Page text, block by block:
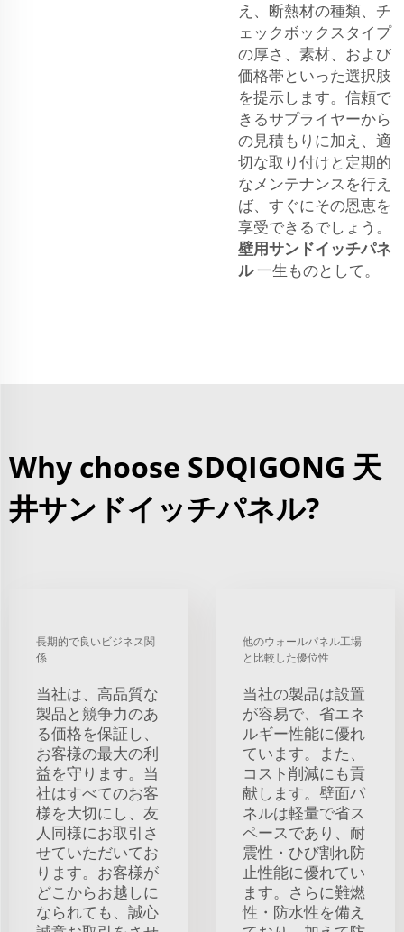
え、断熱材の種類、チ
ェックボックスタイプ
の厚さ、素材、および
価格帯といった選択肢
を提示します。信頼で
きるサプライヤーから
の見積もりに加え、適
切な取り付けと定期的
なメンテナンスを行え
ば、すぐにその恩恵を
享受できるでしょう。
壁用サンドイッチパネ
ル一生ものとして。
Why choose SDQIGONG 天
井サンドイッチパネル?
長期的で良いビジネス関
係
当社は、高品質な
製品と競争力のあ
る価格を保証し、
お客様の最大の利
益を守ります。当
社はすべてのお客
様を大切にし、友
人同様にお取引さ
せていただいてお
ります。お客様が
どこからお越しに
なられても、誠心
他のウォールパネル工場
と比較した優位性
当社の製品は設置
が容易で、省エネ
ルギー性能に優れ
ています。また、
コスト削減にも貢
献します。壁面パ
ネルは軽量で省ス
ペースであり、耐
震性・ひび割れ防
止性能に優れてい
ます。さらに難燃
性・防水性を備え